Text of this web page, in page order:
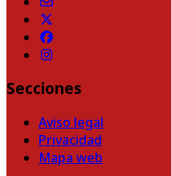
Secciones
Aviso legal
Privacidad
Mapa web